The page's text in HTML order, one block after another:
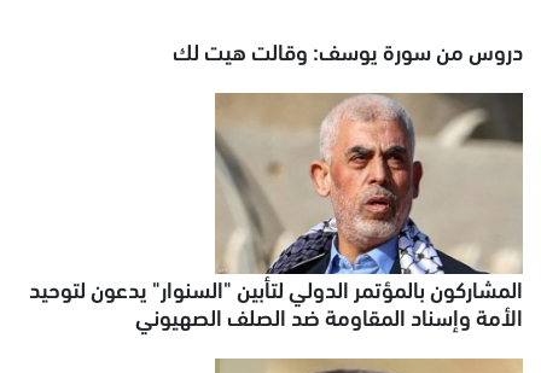
دروس من سورة يوسف: وقالت هيت لك
المشاركون بالمؤتمر الدولي لتأبين "السنوار" يدعون لتوحيد
الأمة وإسناد المقاومة ضد الصلف الصهيوني